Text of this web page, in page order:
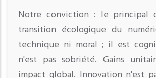
Notre conviction : le principal
transition écologique du
technique ni moral ; il est
n'est pas sobriété. Gains